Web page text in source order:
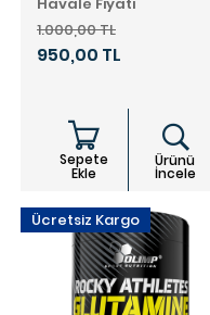
1.000,00 TL
950,00 TL
Sepete
Ekle
Ürünü
İncele
Ücretsiz Kargo